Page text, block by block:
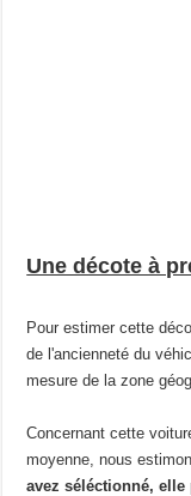
Une décote à
Pour estimer cette
de l'ancienneté du
mesure de la zone
Concernant cette
moyenne, nous
avez séléctionné, elle